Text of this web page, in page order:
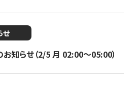
せ
知らせ（2/5 月 02:00〜05:00）